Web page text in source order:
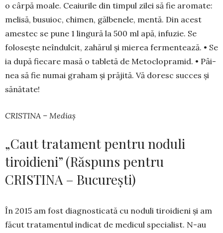
o cârpă moale. Ceaiurile din tim­pul zilei să fie aromate:
melisă, busuioc, chi­men, gălbe­nele, mentă. Din acest
amestec se pune 1 lin­gură la 500 ml apă, infuzie. Se
folosește neîndul­cit, zahărul și mierea fermentează. • Se
ia după fie­­care masă o tabletă de Metoclopramid. • Pâi­
nea să fie nu­mai gra­ham și prăjită. Vă doresc suc­ces și
sănătate!
CRISTINA – Mediaș
„Caut tratament pentru noduli
tiroidieni” (Răspuns pentru
CRISTINA – București)
În 2015 am fost diagnosticată cu noduli tiroi­dieni și am
făcut tratamentul indicat de medicul specialist. N-au